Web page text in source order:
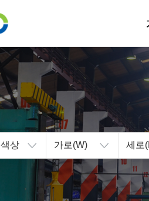
IP·IK
품질관리
주문제
인증